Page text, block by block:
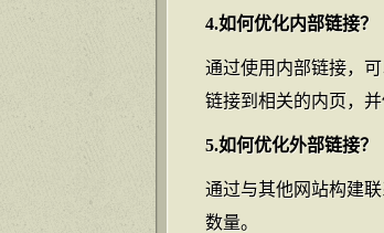
4.如何优化内部链接？
通过使用内部链接，
链接到相关的内页，
5.如何优化外部链接？
通过与其他网站构建
数量。